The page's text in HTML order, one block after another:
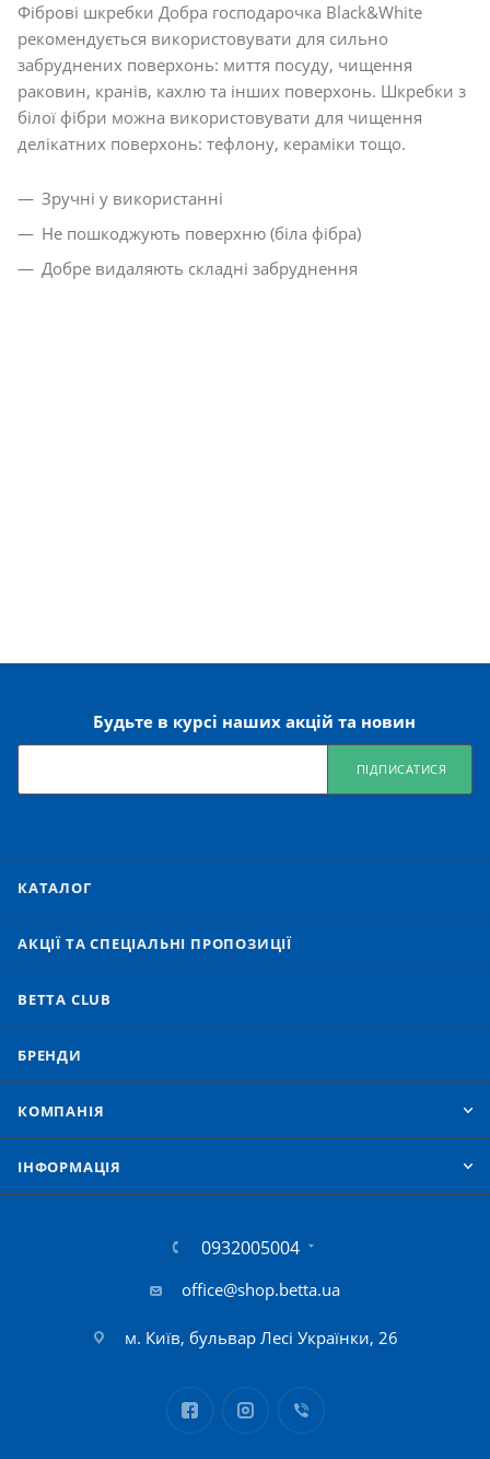
Фіброві шкребки Добра господарочка Black&White
рекомендується використовувати для сильно
забруднених поверхонь: миття посуду, чищення
раковин, кранів, кахлю та інших поверхонь. Шкребки з
білої фібри можна використовувати для чищення
делікатних поверхонь: тефлону, кераміки тощо.
Зручні у використанні
Не пошкоджують поверхню (біла фібра)
Добре видаляють складні забруднення
Будьте в курсі наших акцій та новин
ПІДПИСАТИСЯ
КАТАЛОГ
АКЦІЇ ТА СПЕЦІАЛЬНІ ПРОПОЗИЦІЇ
BETTA CLUB
БРЕНДИ
КОМПАНІЯ
IНФОРМАЦІЯ
0932005004
office@shop.betta.ua
м. Київ, бульвар Лесі Українки, 26